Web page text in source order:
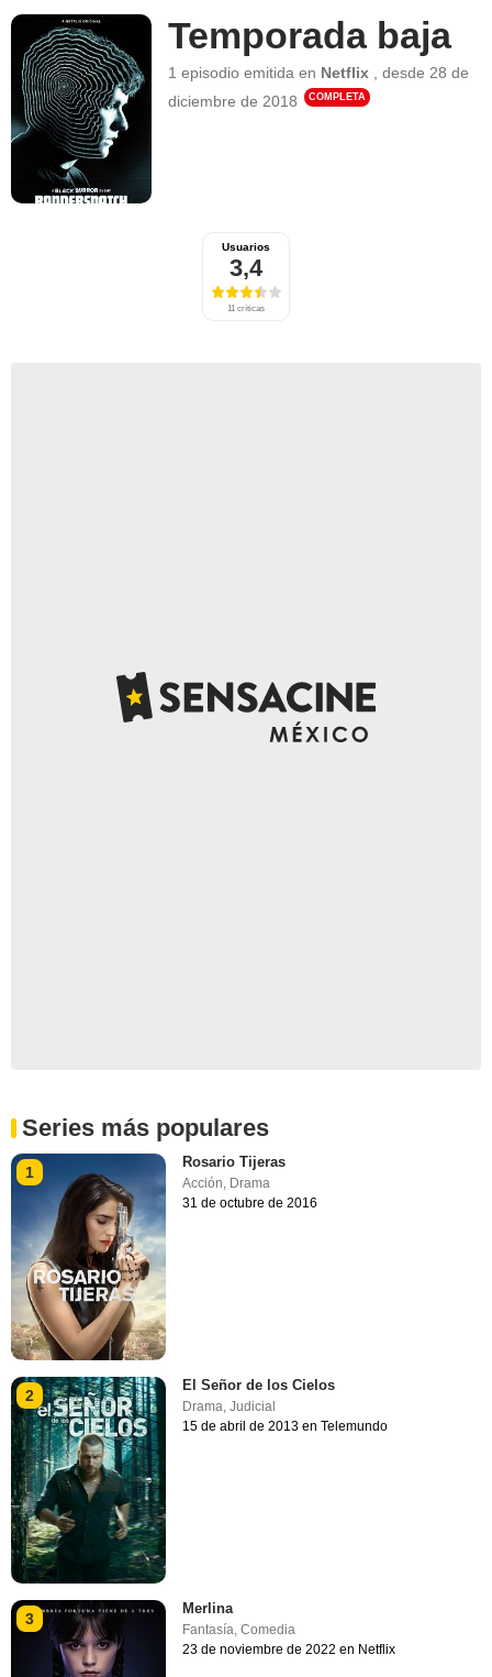
Temporada baja
1 episodio emitida en Netflix ,desde28 de
diciembre de 2018
COMPLETA
Usuarios
3,4
11 críticas
Series más populares
1
Rosario Tijeras
Acción Drama
31 de octubre de 2016
2
El Señor de los Cielos
Drama,Judicial
15 de abril de 2013 en Telemundo
3
Merlina
Fantasía,Comedia
23 de noviembre de 2022 en Netflix